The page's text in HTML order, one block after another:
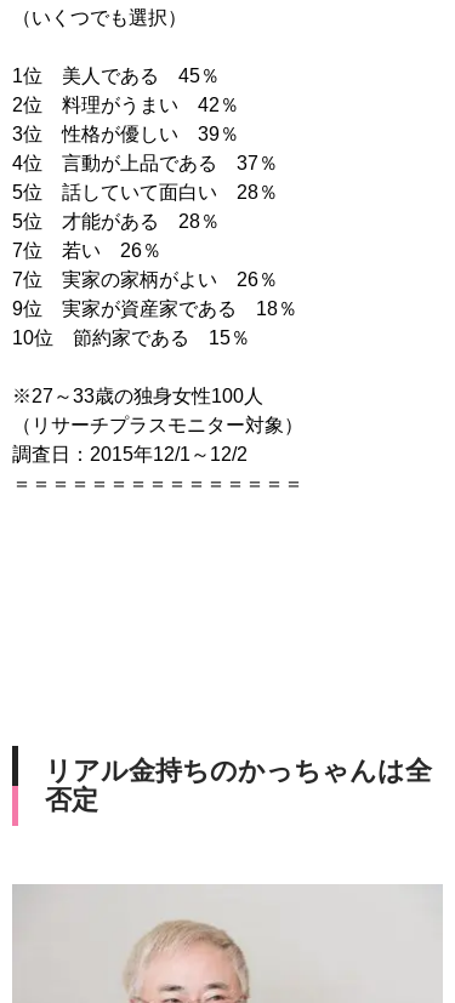
（いくつでも選択）
1位 美人である 45％
2位 料理がうまい 42％
3位 性格が優しい 39％
4位 言動が上品である 37％
5位 話していて面白い 28％
5位 才能がある 28％
7位 若い 26％
7位 実家の家柄がよい 26％
9位 実家が資産家である 18％
10位 節約家である 15％
※27～33歳の独身女性100人
（リサーチプラスモニター対象）
調査日：2015年12/1～12/2
＝＝＝＝＝＝＝＝＝＝＝＝＝＝＝
リアル金持ちのかっちゃんは全
否定